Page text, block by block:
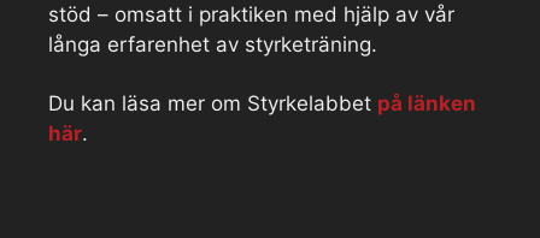
stöd – omsatt i praktiken med hjälp av vår
långa erfarenhet av styrketräning.
Du kan läsa mer om Styrkelabbet på länken
här.